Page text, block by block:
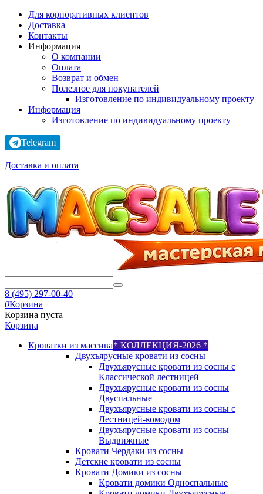
Для корпоративных клиентов
Доставка
Контакты
Информация
О компании
Оплата
Возврат и обмен
Полезное для покупателей
Изготовление по индивидуальному проекту
Информация
Изготовление по индивидуальному проекту
Telegram
Доставка и оплата
8 (495) 297-00-40
0Корзина
Корзина пуста
Корзина
Кроватки из массива* КОЛЛЕКЦИЯ-2026 *
Двухъярусные кровати из сосны
Двухъярусные кровати из сосны с
Классической лестницей
Двухъярусные кровати из сосны
Двуспальные
Двухъярусные кровати из сосны с
Лестницей-комодом
Двухъярусные кровати из сосны
Выдвижные
Кровати Чердаки из сосны
Детские кровати из сосны
Кровати Домики из сосны
Кровати домики Односпальные